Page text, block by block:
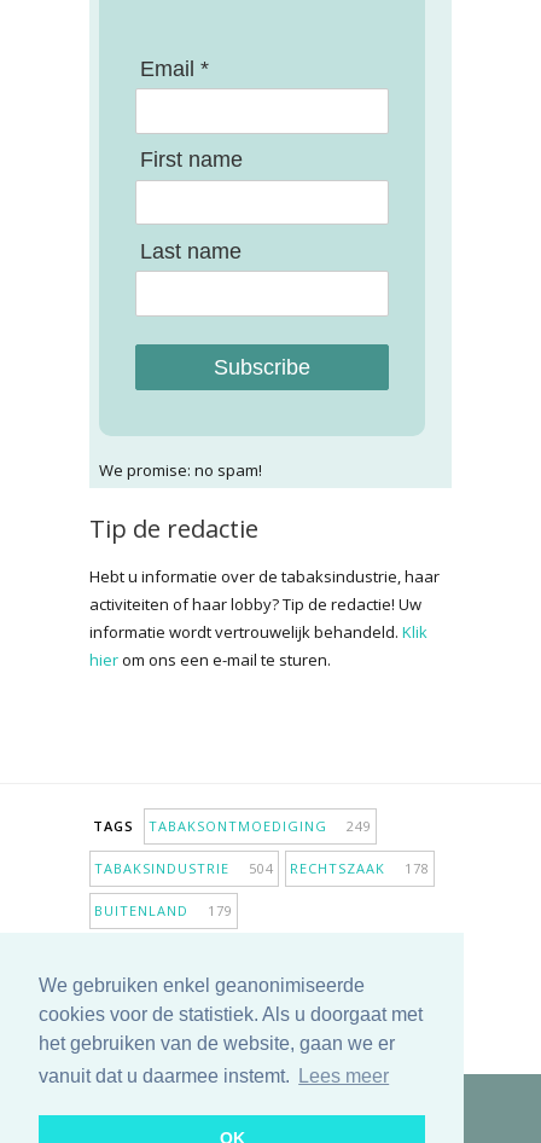
We gebruiken enkel geanonimiseerde
cookies voor de statistiek. Als u doorgaat met
het gebruiken van de website, gaan we er
vanuit dat u daarmee instemt.
Lees meer
OK
Email *
First name
Last name
Subscribe
We promise: no spam!
Tip de redactie
Hebt u informatie over de tabaksindustrie, haar
activiteiten of haar lobby? Tip de redactie! Uw
informatie wordt vertrouwelijk behandeld. Klik
hierom ons een e-mail te sturen.
TAGS TABAKSONTMOEDIGING 249
TABAKSINDUSTRIE 504 RECHTSZAAK 178
BUITENLAND 179
ANTIROOKBELEID307 ONDERZOEK
MEER TAGS TONEN